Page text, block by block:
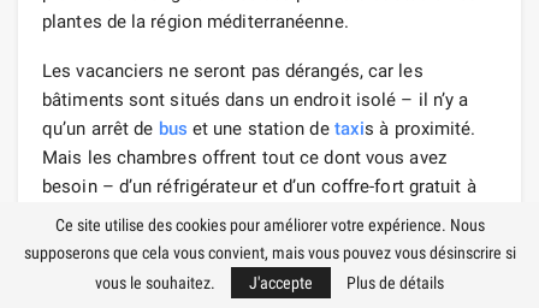
plantes de la région méditerranéenne.
Les vacanciers ne seront pas dérangés, car les
bâtiments sont situés dans un endroit isolé – il n’y a
qu’un arrêt de bus et une station de taxis à proximité.
Mais les chambres offrent tout ce dont vous avez
besoin – d’un réfrigérateur et d’un coffre-fort gratuit à
une bouilloire avec du thé et des sucreries. Il y a des
appartements spécialement équipés pour les
personnes handi
cap ées.
Ce site utilise des cookies pour améliorer votre expérience. Nous
supposerons que cela vous convient, mais vous pouvez vous désinscrire si
vous le souhaitez.
J'accepte Plus de détails